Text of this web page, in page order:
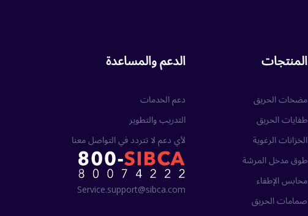
المنتجات
مضخات الحريق
طفايات الحريق
الخزانات الرغوية
طوق مدخل المرشة
محابس الإطفاء
صمامات الحريق
الدعم والمساعدة
دعم الخدمات
التدريب والتطوير
لأي دعم لا تتردد في التواصل معنا
Service.support@sibca.com